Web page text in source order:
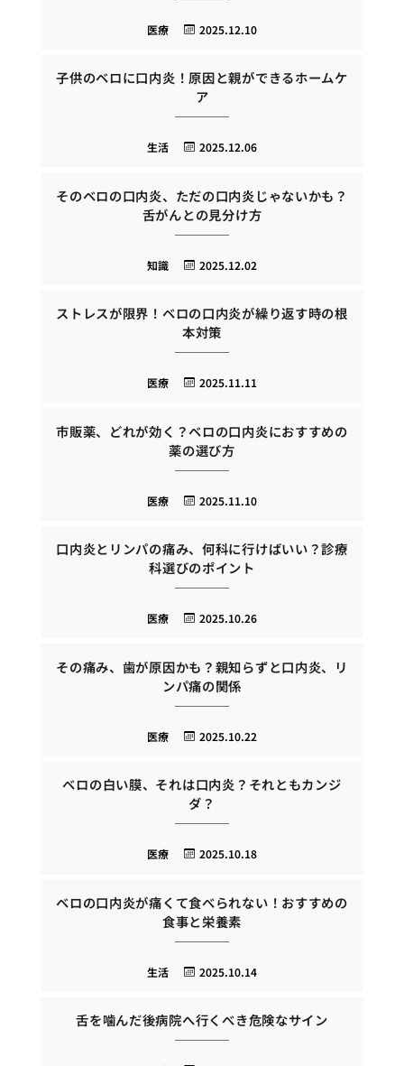
2025.12.10
医療
子供のベロに口内炎！原因と親ができるホームケ
ア
2025.12.06
生活
そのベロの口内炎、ただの口内炎じゃないかも？
舌がんとの見分け方
2025.12.02
知識
ストレスが限界！ベロの口内炎が繰り返す時の根
本対策
2025.11.11
医療
市販薬、どれが効く？ベロの口内炎におすすめの
薬の選び方
2025.11.10
医療
口内炎とリンパの痛み、何科に行けばいい？診療
科選びのポイント
2025.10.26
医療
その痛み、歯が原因かも？親知らずと口内炎、リ
ンパ痛の関係
2025.10.22
医療
ベロの白い膜、それは口内炎？それともカンジ
ダ？
2025.10.18
医療
ベロの口内炎が痛くて食べられない！おすすめの
食事と栄養素
2025.10.14
生活
舌を噛んだ後病院へ行くべき危険なサイン